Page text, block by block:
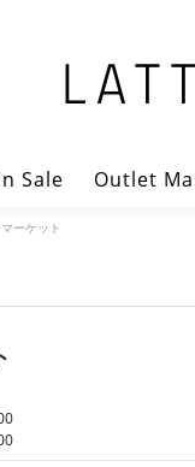
Sale Outlet
ーケット